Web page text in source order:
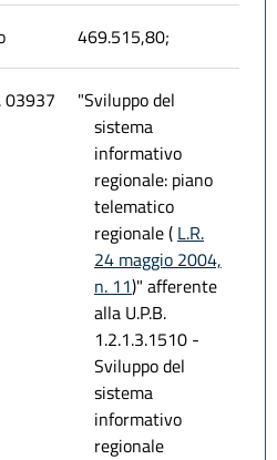
469.515,80;
03937
"Sviluppo del
sistema
informativo
regionale: piano
telematico
regionale ( L.R.
24 maggio 2004,
n. 11)" afferente
alla U.P.B.
1.2.1.3.1510 -
Sviluppo del
sistema
informativo
regionale